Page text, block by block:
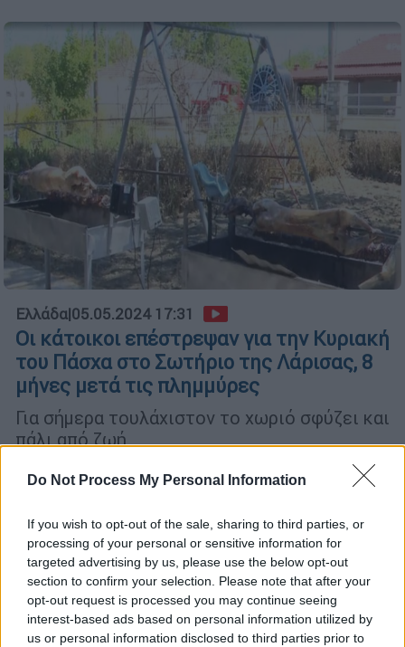
Do Not Process My Personal Information
If you wish to opt-out of the sale, sharing to third parties, or
processing of your personal or sensitive information for
targeted advertising by us, please use the below opt-out
section to confirm your selection. Please note that after your
opt-out request is processed you may continue seeing
interest-based ads based on personal information utilized by
us or personal information disclosed to third parties prior to
Ελλάδα|05.05.2024 17:31
Οι κάτοικοι επέστρεψαν για την Κυριακή
του Πάσχα στο Σωτήριο της Λάρισας, 8
μήνες μετά τις πλημμύρες
Για σήμερα τουλάχιστον το χωριό σφύζει και
πάλι από ζωή